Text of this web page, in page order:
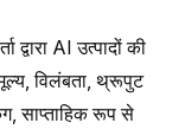
AI उत्पादों की
विलंबता, थ्रूपुट
साप्ताहिक रूप से